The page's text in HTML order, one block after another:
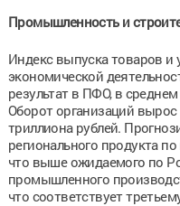
Промышленность и
Индекс выпуска товаров и
экономической
результат в ПФО, в среднем
Оборот организаций вырос
триллиона рублей.
регионального продукта
что выше ожидаемого по
промышленного
что соответствует